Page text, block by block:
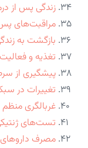
زندگی پس از
مراقبت‌های پس
بازگشت به
تغذیه و
پیشگیری از
تغییرات در
غربالگری منظم
تست‌های
مصرف داروهای